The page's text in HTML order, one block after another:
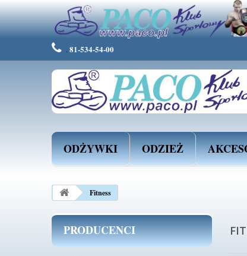
Ta strona używa
.81-534-54-00
ODŻYWKI ODZIEŻ
Fitness
PRODUCENCI